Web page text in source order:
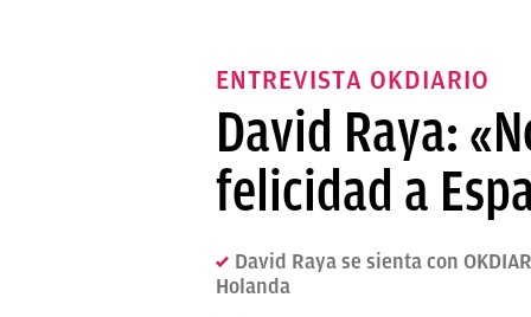
ENTREVISTA OKDIARIO
David Raya:
felicidad a
David Raya se sienta con
Holanda